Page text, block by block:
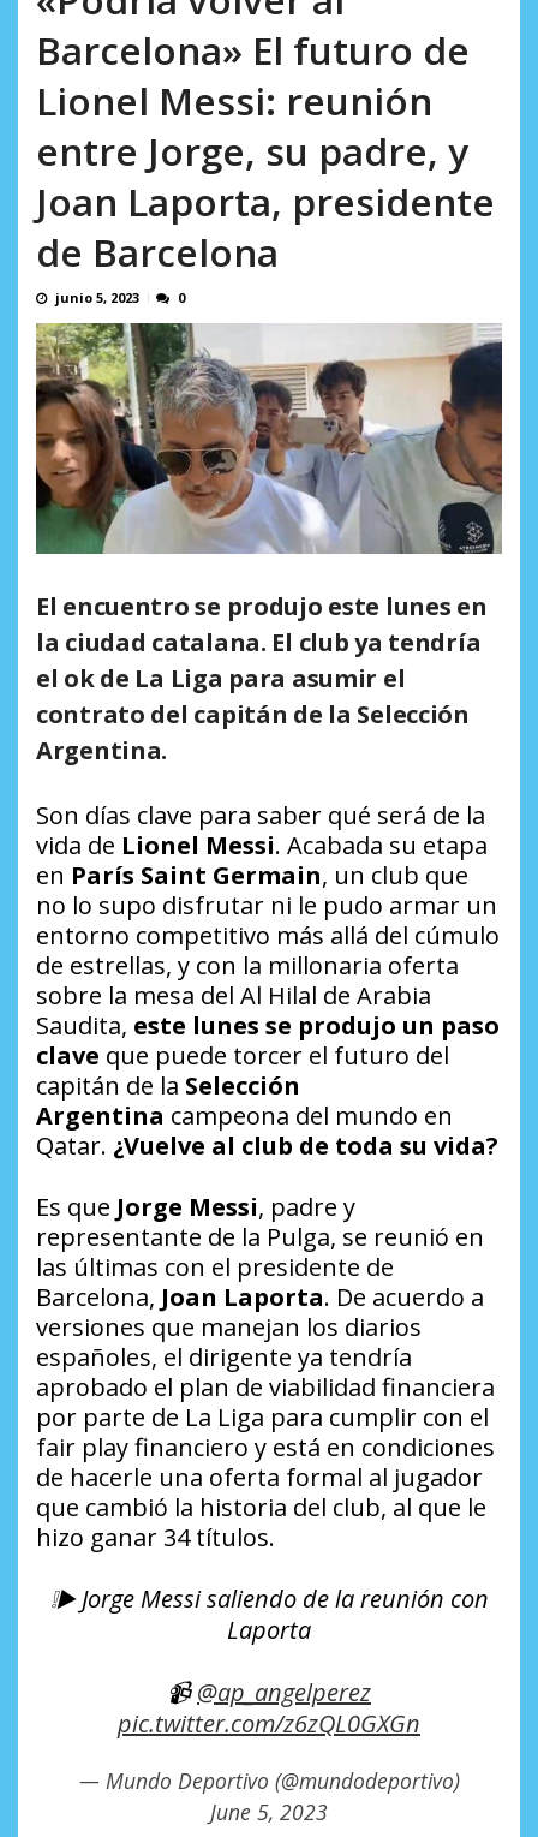
Barcelona» El futuro de
Lionel Messi: reunión
entre Jorge, su padre, y
Joan Laporta, presidente
de Barcelona
junio 5, 2023 0
El encuentro se produjo este lunes en
la ciudad catalana. El club ya tendría
el ok de La Liga para asumir el
contrato del capitán de la Selección
Argentina.
Son días clave para saber qué será de la
vida de Lionel Messi. Acabada su etapa
en París Saint Germain, un club que
no lo supo disfrutar ni le pudo armar un
entorno competitivo más allá del cúmulo
de estrellas, y con la millonaria oferta
sobre la mesa del Al Hilal de Arabia
Saudita, este lunes se produjo un paso
clave que puede torcer el futuro del
capitán de la Selección
Argentina campeona del mundo en
Qatar. ¿Vuelve al club de toda su vida?
Es que Jorge Messi, padre y
representante de la Pulga, se reunió en
las últimas con el presidente de
Barcelona, Joan Laporta. De acuerdo a
versiones que manejan los diarios
españoles, el dirigente ya tendría
aprobado el plan de viabilidad financiera
por parte de La Liga para cumplir con el
fair play financiero y está en condiciones
de hacerle una oferta formal al jugador
que cambió la historia del club, al que le
hizo ganar 34 títulos.
❕▶️ Jorge Messi saliendo de la reunión con
Laporta
📹@ap_angelperez
pic.twitter.com/z6zQL0GXGn
— Mundo Deportivo (@mundodeportivo)
June 5, 2023